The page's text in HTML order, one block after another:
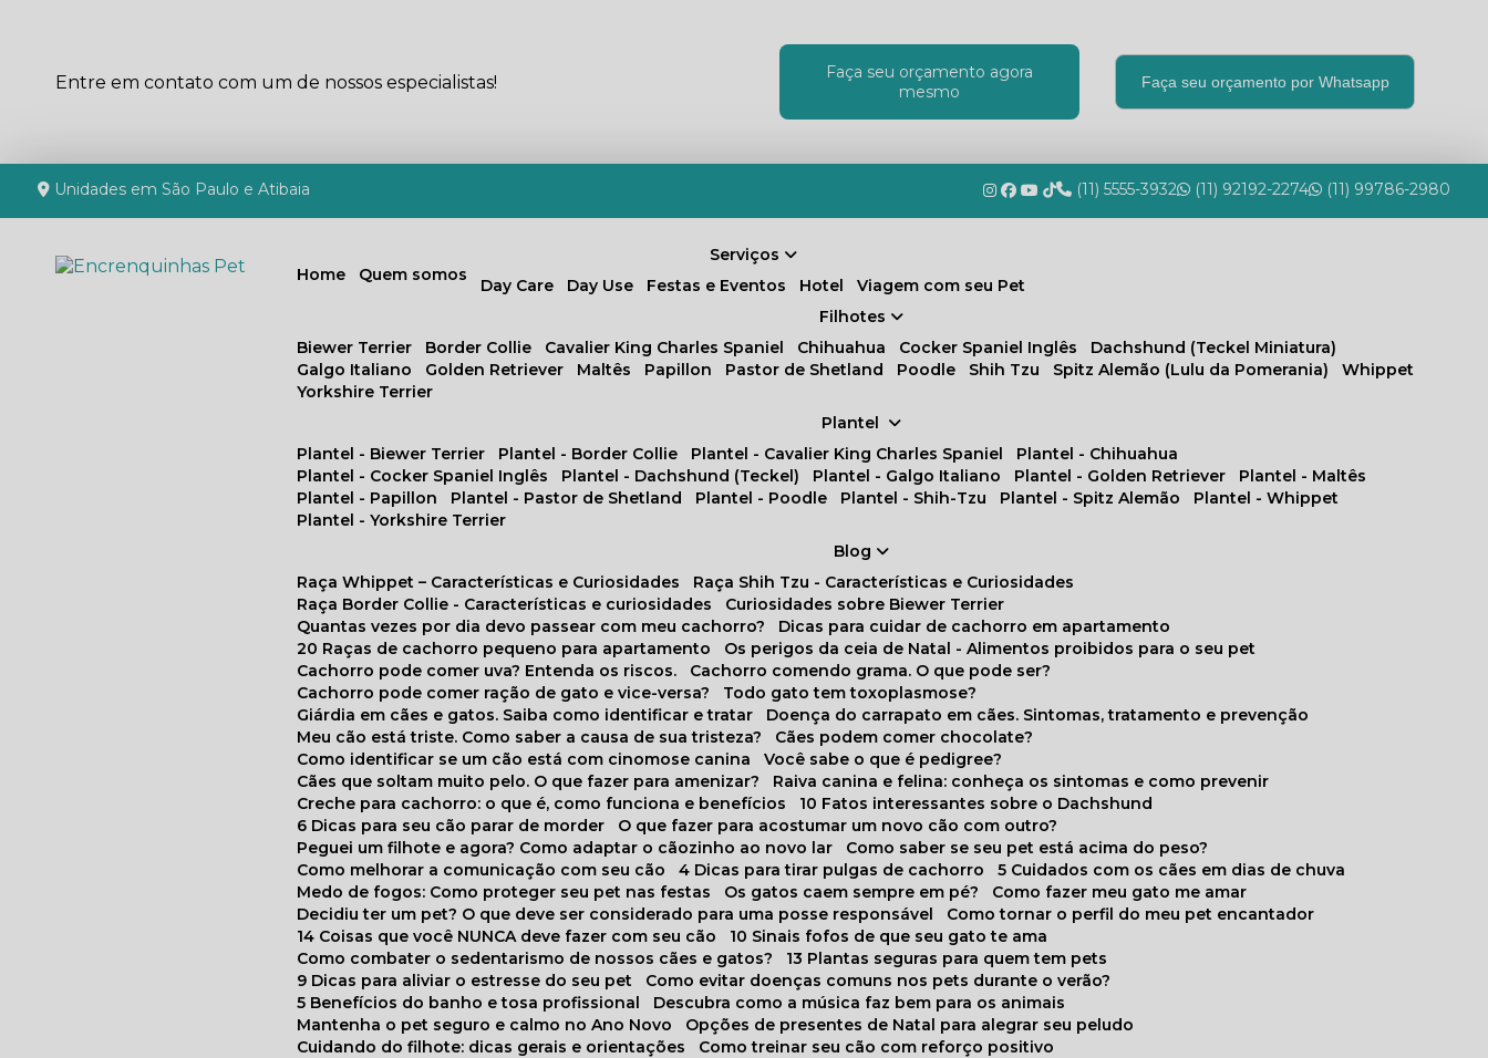
Entre em contato com um de nossos especialistas!
Faça seu orçamento agora
mesmo
Faça seu orçamento por Whatsapp
Unidades em São Paulo e Atibaia (11) 5555-3932 (11) 92192-2274 (11) 99786-2980
Home Quem somos
Plantel
Plantel - Biewer Terrier
Plantel - Border Collie Plantel - Cavalier King Charles Spaniel
Plantel - Chihuahua
Plantel - Cocker Spaniel Inglês
Plantel - Dachshund (Teckel) Plantel - Galgo Italiano Plantel - Golden Retriever
Plantel - Maltês
Plantel - Papillon
Plantel - Pastor de Shetland Plantel - Poodle Plantel - Shih-Tzu Plantel - Spitz Alemão
Plantel - Whippet
Plantel - Yorkshire Terrier
Blog
Raça Whippet – Características e Curiosidades
Raça Shih Tzu - Características e Curiosidades
Raça Border Collie - Características e curiosidades
Curiosidades sobre Biewer Terrier
Quantas vezes por dia devo passear com meu cachorro?
Dicas para cuidar de cachorro em apartamento
20 Raças de cachorro pequeno para apartamento
Os perigos da ceia de Natal - Alimentos proibidos para o seu pet
Cachorro pode comer uva? Entenda os riscos.
Cachorro comendo grama. O que pode ser?
Cachorro pode comer ração de gato e vice-versa?
Todo gato tem toxoplasmose?
Giárdia em cães e gatos. Saiba como identificar e tratar
Doença do carrapato em cães. Sintomas, tratamento e prevenção
Meu cão está triste. Como saber a causa de sua tristeza?
Cães podem comer chocolate?
Como identificar se um cão está com cinomose canina
Você sabe o que é pedigree?
Cães que soltam muito pelo. O que fazer para amenizar?
Raiva canina e felina: conheça os sintomas e como prevenir
Creche para cachorro: o que é, como funciona e benefícios
10 Fatos interessantes sobre o Dachshund
6 Dicas para seu cão parar de morder
O que fazer para acostumar um novo cão com outro?
Peguei um filhote e agora? Como adaptar o cãozinho ao novo lar
Como saber se seu pet está acima do peso?
Como melhorar a comunicação com seu cão
4 Dicas para tirar pulgas de cachorro
5 Cuidados com os cães em dias de chuva
Medo de fogos: Como proteger seu pet nas festas
Os gatos caem sempre em pé?
Como fazer meu gato me amar
Decidiu ter um pet? O que deve ser considerado para uma posse responsável
Como tornar o perfil do meu pet encantador
14 Coisas que você NUNCA deve fazer com seu cão
10 Sinais fofos de que seu gato te ama
Como combater o sedentarismo de nossos cães e gatos?
13 Plantas seguras para quem tem pets
9 Dicas para aliviar o estresse do seu pet
Como evitar doenças comuns nos pets durante o verão?
5 Benefícios do banho e tosa profissional
Descubra como a música faz bem para os animais
Mantenha o pet seguro e calmo no Ano Novo
Opções de presentes de Natal para alegrar seu peludo
Cuidando do filhote: dicas gerais e orientações
Como treinar seu cão com reforço positivo
Serviços
Day Care
Day Use Festas e Eventos Hotel
Viagem com seu Pet
Filhotes
Biewer Terrier
Border Collie Cavalier King Charles Spaniel Chihuahua Cocker Spaniel Inglês
Dachshund (Teckel Miniatura)
Galgo Italiano
Golden Retriever Maltês Papillon Pastor de Shetland Poodle Shih Tzu Spitz Alemão (Lulu da Pomerania)
Whippet
Yorkshire Terrier